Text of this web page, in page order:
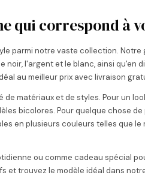
qui correspond à
parmi notre vaste collection.
l'argent et le blanc, ainsi
au meilleur prix avec livraison
matériaux et de styles. Pour un
bicolores. Pour quelque chose
en plusieurs couleurs telles que
ou comme cadeau spécial
trouvez le modèle idéal dans